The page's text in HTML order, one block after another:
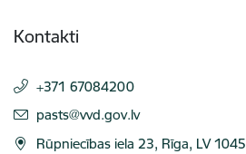
Kontakti
+371 67084200
E-pasts:
pasts@vvd.gov.lv
Rūpniecības iela 23, Rīga, LV 1045